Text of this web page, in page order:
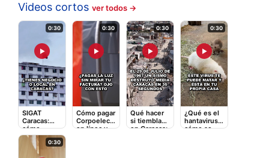
Videos cortos ver todos →
▶
0:30
SIGAT
Caracas:
cómo
registrarte y
pagar
impuestos
▶
0:30
Cómo pagar
Corpoelec
en línea y
▶
0:30
Qué hacer
si tiembla
en Caracas:
▶
0:30
¿Qué es el
hantavirus y
cómo se
0:30